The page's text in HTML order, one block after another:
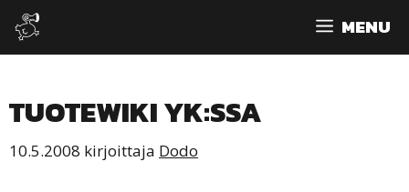
Siirry
sisältöön
MENU
TUOTEWIKI YK:SSA
10.5.2008 kirjoittaja Dodo